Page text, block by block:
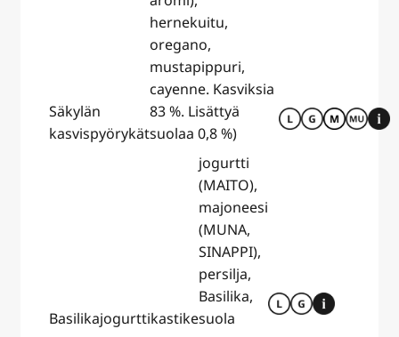
Säkylän
kasvispyörykät
hernekuitu,
oregano,
mustapippuri,
cayenne. Kasviksia
83 %. Lisättyä
suolaa 0,8 %)
Basilikajogurttikastike
jogurtti
(MAITO),
majoneesi
(MUNA,
SINAPPI),
persilja,
Basilika,
suola